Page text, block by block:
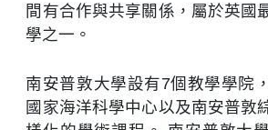
間有合作與共享關係，屬於英國
學之一。
南安普敦大學設有7個教學學院
國家海洋科學中心以及南安普敦